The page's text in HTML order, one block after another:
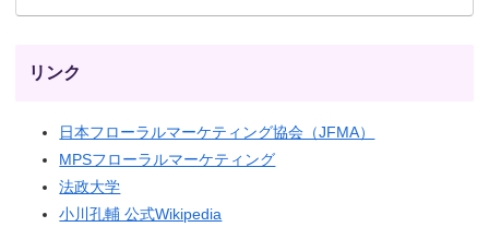
リンク
日本フローラルマーケティング協会（JFMA）
MPSフローラルマーケティング
法政大学
小川孔輔 公式Wikipedia